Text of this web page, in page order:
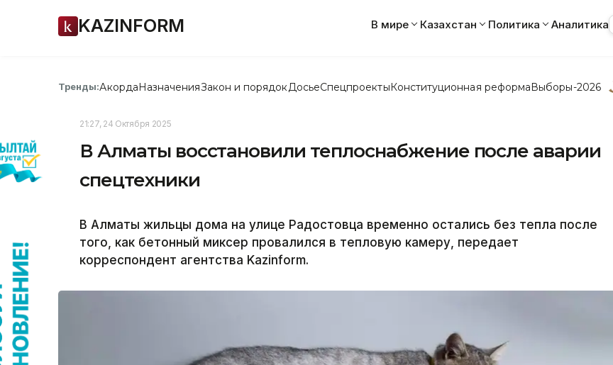
KAZINFORM В мире Казахстан Политика Аналитика
Тренды:АкордаНазначенияЗакон и порядок ДосьеСпецпроектыКонституционная реформаВыборы-2026
21:27, 24 Октября 2025
В Алматы восстановили теплоснабжение после аварии
спецтехники
В Алматы жильцы дома на улице Радостовца временно остались без тепла после
того, как бетонный миксер провалился в тепловую камеру, передает
корреспондент агентства Kazinform.